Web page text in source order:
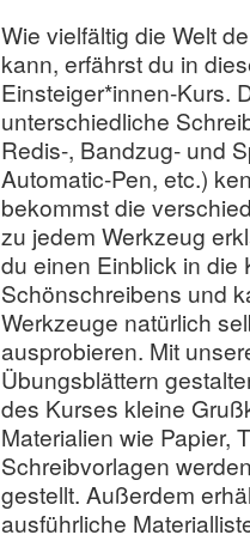
Wie vielfältig die Welt
kann, erfährst du in
Einsteiger*innen-Kurs.
unterschiedliche
Redis-, Bandzug- und
Automatic-Pen, etc.)
bekommst die
zu jedem Werkzeug
du einen Einblick in die
Schönschreibens und
Werkzeuge natürlich
ausprobieren. Mit
Übungsblättern
des Kurses kleine
Materialien wie Papier,
Schreibvorlagen
gestellt. Außerdem
ausführliche